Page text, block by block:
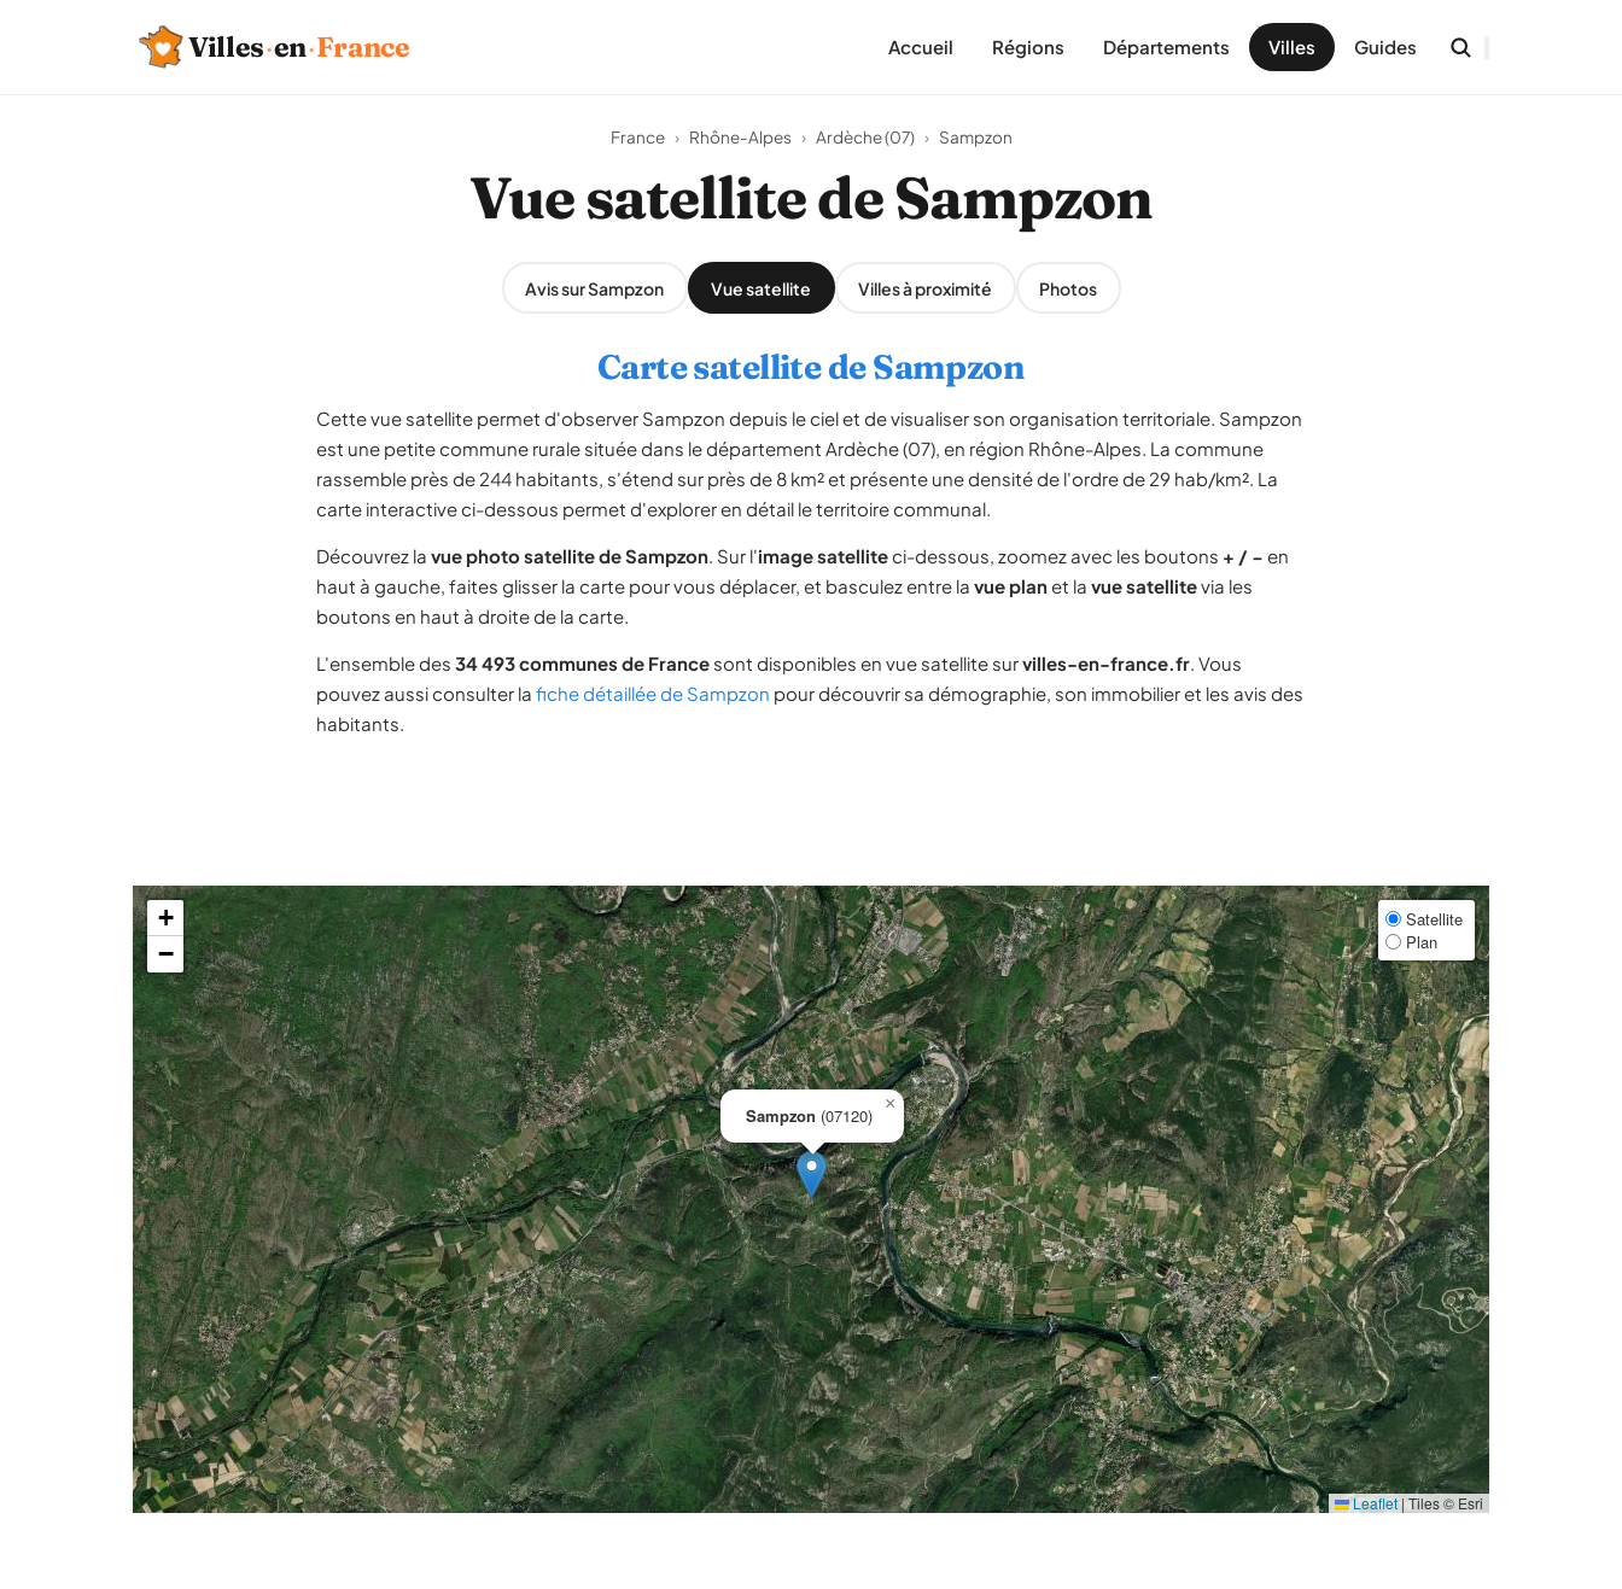
Villes·en·France Accueil Régions Départements Villes Guides
France › Rhône-Alpes › Ardèche (07) › Sampzon
Vue satellite de Sampzon
Avis sur Sampzon Vue satellite Villes à proximité Photos
Carte satellite de Sampzon
Cette vue satellite permet d'observer Sampzon depuis le ciel et de visualiser son organisation territoriale. Sampzon
est une petite commune rurale située dans le département Ardèche (07), en région Rhône-Alpes. La commune
rassemble près de 244 habitants, s'étend sur près de 8 km² et présente une densité de l'ordre de 29 hab/km². La
carte interactive ci-dessous permet d'explorer en détail le territoire communal.
Découvrez la vue photo satellite de Sampzon. Sur l'image satelliteci-dessous, zoomez avec les boutons + / − en
haut à gauche, faites glisser la carte pour vous déplacer, et basculez entre la vue planet la vue satellitevia les
boutons en haut à droite de la carte.
L'ensemble des 34 493 communes de France sont disponibles en vue satellite survilles-en-france.fr. Vous
pouvez aussi consulter la fiche détaillée de Sampzon pour découvrir sa démographie, son immobilier et les avis des
habitants.
Sampzon (07120)
×
+
−
Satellite
Plan
Leaflet |Tiles © Esri